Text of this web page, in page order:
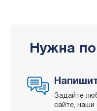
Нужна
Задайте
сайте,